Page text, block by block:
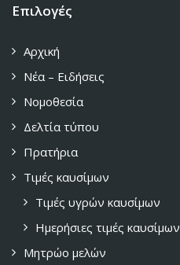
Επιλογές
Αρχική
Νέα – Ειδήσεις
Νομοθεσία
Δελτία τύπου
Πρατήρια
Τιμές καυσίμων
Τιμές υγρών καυσίμων
Ημερήσιες τιμές καυσίμων
Μητρώο μελών